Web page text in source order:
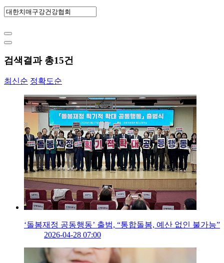
검색결과 총15건
최신순 정확도순
‘돌봄재정 공동행동’ 출범, “통합돌봄, 예산 없인 불가능”
2026-04-28 07:00